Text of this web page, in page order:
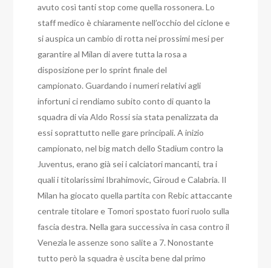
avuto così tanti stop come quella rossonera. Lo
staff medico è chiaramente nell’occhio del ciclone e
si auspica un cambio di rotta nei prossimi mesi per
garantire al Milan di avere tutta la rosa a
disposizione per lo sprint finale del
campionato.Guardando i numeri relativi agli
infortuni ci rendiamo subito conto di quanto la
squadra di via Aldo Rossi sia stata penalizzata da
essi soprattutto nelle gare principali. A inizio
campionato, nel big match dello Stadium contro la
Juventus, erano già sei i calciatori mancanti, tra i
quali i titolarissimi Ibrahimovic, Giroud e Calabria. Il
Milan ha giocato quella partita con Rebic attaccante
centrale titolare e Tomori spostato fuori ruolo sulla
fascia destra. Nella gara successiva in casa contro il
Venezia le assenze sono salite a 7. Nonostante
tutto però la squadra è uscita bene dal primo